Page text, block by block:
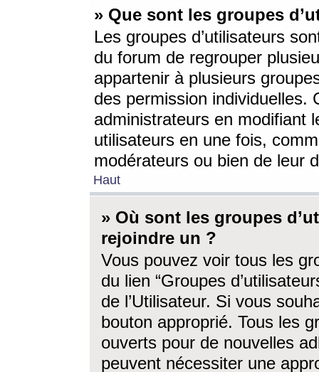
» Que sont les groupes
Les groupes d’utilisateurs
du forum de regrouper
appartenir à plusieurs
des permission individuelles.
administrateurs en modifiant
utilisateurs en une fois,
modérateurs ou bien de leur
Haut
» Où sont les groupes
rejoindre un ?
Vous pouvez voir tous les
du lien “Groupes
de l’Utilisateur. Si vous
bouton approprié. Tous les
ouverts pour de nouvelles
peuvent nécessiter une